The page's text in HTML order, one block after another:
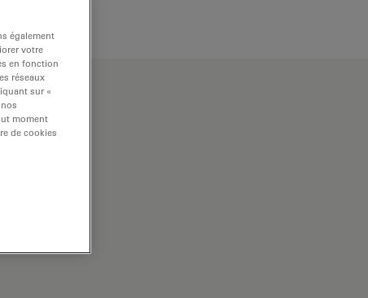
également
votre
en fonction
réseaux
sur «
moment
de cookies